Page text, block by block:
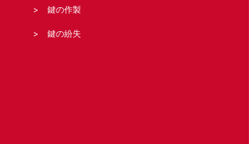
鍵の作製
鍵の紛失